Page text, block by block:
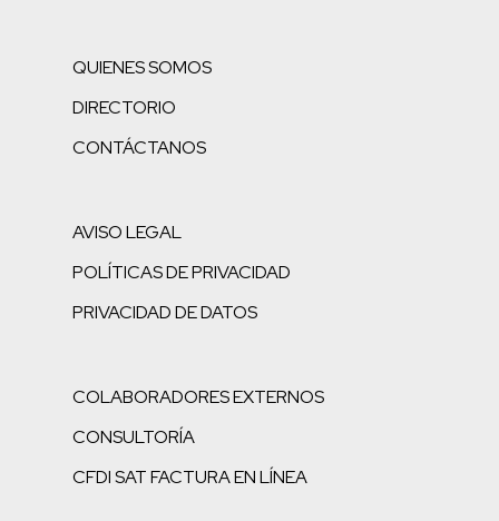
QUIENES SOMOS
DIRECTORIO
CONTÁCTANOS
AVISO LEGAL
POLÍTICAS DE PRIVACIDAD
PRIVACIDAD DE DATOS
COLABORADORES EXTERNOS
CONSULTORÍA
CFDI SAT FACTURA EN LÍNEA